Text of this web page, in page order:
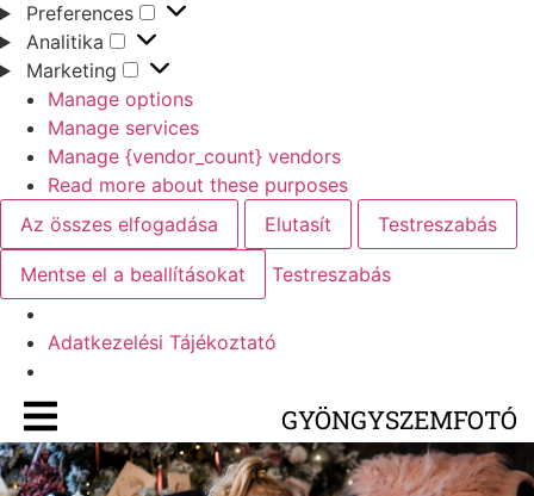
Preferences
Analitika
Marketing
Manage options
Manage services
Manage {vendor_count} vendors
Read more about these purposes
Az összes elfogadása
Elutasít Testreszabás
Mentse el a beallításokat Testreszabás
Adatkezelési Tájékoztató
GYÖNGYSZEMFOTÓ